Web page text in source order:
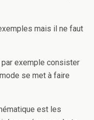
mais il ne faut
exemple consister
se met à faire
est les